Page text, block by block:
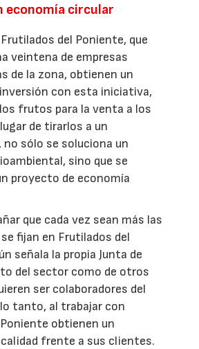
economía circular
del Poniente, que
veintena de empresas
de la zona, obtienen un
con esta iniciativa,
frutos para la venta a los
de tirarlos a un
no sólo se soluciona un
sino que se
proyecto de economía
que cada vez sean más las
fijan en Frutilados del
señala la propia Junta de
del sector como de otros
ser colaboradores del
tanto, al trabajar con
obtienen un
frente a sus clientes.